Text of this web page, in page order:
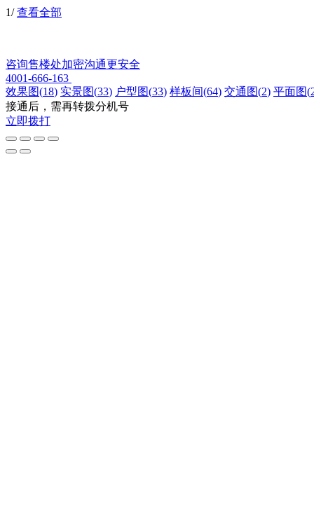
1/ 查看全部
咨询售楼处加密沟通更安全
4001-666-163
效果图(18) 实景图(33) 户型图(33) 样板间(64) 交通图(2) 平面图(
接通后，需再转拨分机号
立即拨打